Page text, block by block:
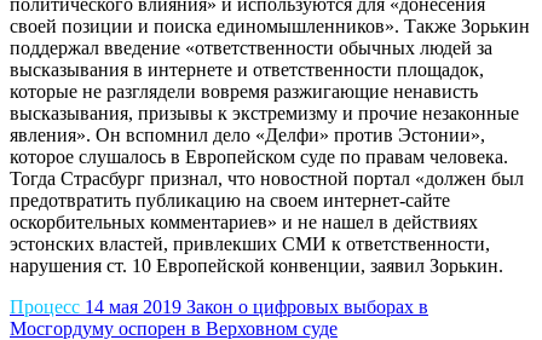
своей позиции и поиска единомышленников». Также Зорькин
поддержал введение «ответственности обычных людей за
высказывания в интернете и ответственности площадок,
которые не разглядели вовремя разжигающие ненависть
высказывания, призывы к экстремизму и прочие незаконные
явления». Он вспомнил дело «Делфи» против Эстонии»,
которое слушалось в Европейском суде по правам человека.
Тогда Страсбург признал, что новостной портал «должен был
предотвратить публикацию на своем интернет-сайте
оскорбительных комментариев» и не нашел в действиях
эстонских властей, привлекших СМИ к ответственности,
нарушения ст. 10 Европейской конвенции, заявил Зорькин.
Процесс 14 мая 2019 Закон о цифровых выборах в
Мосгордуму оспорен в Верховном суде